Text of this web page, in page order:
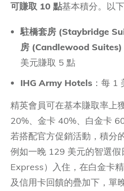
可賺取 10 點基本積分。以
駐橋套房 (Staybridge
房 (Candlewood Suites)
美元賺取 5 點
IHG Army Hotels ：每 1
精英會員可在基本賺取率
20%、金卡 40%、白金卡
若搭配官方促銷活動，積分
例如一晚 129 美元的智選
Express）入住，在白金卡
及信用卡回饋的疊加下，單